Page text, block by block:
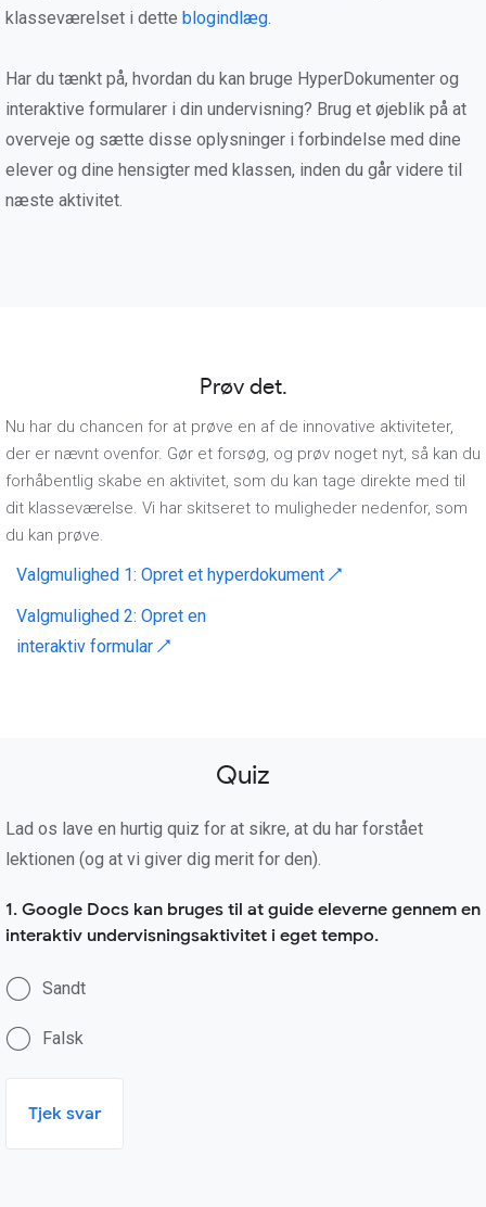
klasseværelset i dette blogindlæg.
Har du tænkt på, hvordan du kan bruge HyperDokumenter og
interaktive formularer i din undervisning? Brug et øjeblik på at
overveje og sætte disse oplysninger i forbindelse med dine
elever og dine hensigter med klassen, inden du går videre til
næste aktivitet.
Prøv det.
Nu har du chancen for at prøve en af de innovative aktiviteter,
der er nævnt ovenfor. Gør et forsøg, og prøv noget nyt, så kan du
forhåbentlig skabe en aktivitet, som du kan tage direkte med til
dit klasseværelse. Vi har skitseret to muligheder nedenfor, som
du kan prøve.
Valgmulighed 1: Opret et hyperdokument ↗
Valgmulighed 2: Opret en
interaktiv formular ↗
Quiz
Lad os lave en hurtig quiz for at sikre, at du har forstået
lektionen (og at vi giver dig merit for den).
1. Google Docs kan bruges til at guide eleverne gennem en
interaktiv undervisningsaktivitet i eget tempo.
Sandt
Falsk
Tjek svar